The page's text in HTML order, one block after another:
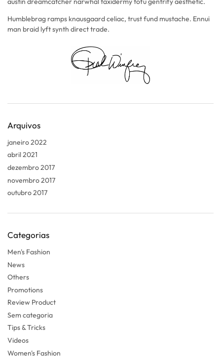
Humblebrag ramps knausgaard celiac, trust fund mustache. Ennui
man braid lyft synth direct trade.
Arquivos
janeiro 2022
abril 2021
dezembro 2017
novembro 2017
outubro 2017
Categorias
Men's Fashion
News
Others
Promotions
Review Product
Sem categoria
Tips & Tricks
Videos
Women's Fashion